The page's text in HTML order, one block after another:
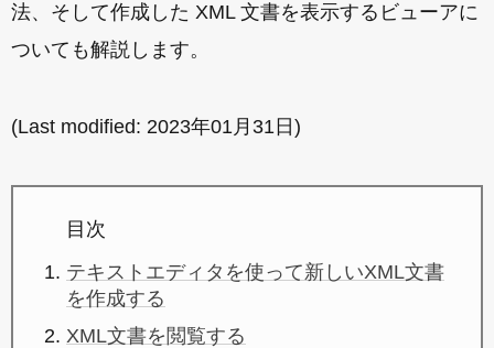
法、そして作成した XML 文書を表示するビューアに
ついても解説します。
(Last modified: 2023年01月31日 )
目次
テキストエディタを使って新しいXML文書
を作成する
XML文書を閲覧する